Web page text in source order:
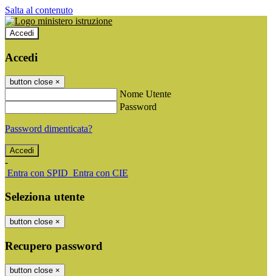
Salta al contenuto
Accedi
Accedi
button close ×
Nome Utente
Password
Password dimenticata?
-
Entra con SPID Entra con CIE
Seleziona utente
button close ×
Recupero password
button close ×